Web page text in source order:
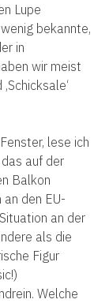
Lupe
bekannte,
in
wir meist
lese ich
auf der
Balkon
den EU-
an der
als die
Figur
Welche